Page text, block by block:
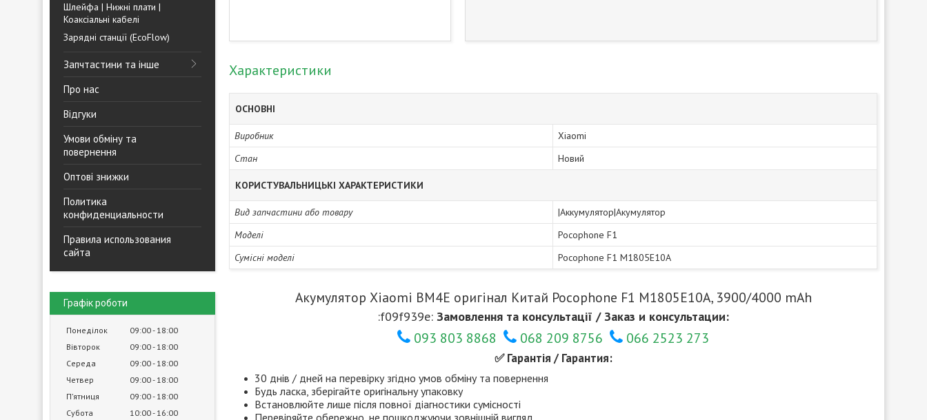
Шлейфа | Нижні плати |
Коаксіальні кабелі
Зарядні станції (EcoFlow)
Запчтастини та інше
Про нас
Відгуки
Умови обміну та
повернення
Оптові знижки
Политика
конфиденциальности
Правила использования
сайта
Графік роботи
Понеділок 09:00 18:00
Вівторок
09:00 18:00
Середа
09:00 18:00
Четвер
09:00 18:00
Пʼятниця
09:00 18:00
Субота
10:00 16:00
Характеристики
ОСНОВНІ
Виробник
Xiaomi
Стан
Новий
КОРИСТУВАЛЬНИЦЬКІ ХАРАКТЕРИСТИКИ
Вид запчастини або товару
|Аккумулятор|Акумулятор
Моделі
Pocophone F1
Сумісні моделі
Pocophone F1 M1805E10A
Акумулятор Xiaomi BM4E оригінал Китай Pocophone F1 M1805E10A, 3900/4000 mAh
:f09f939e: Замовлення та консультації / Заказ и консультации:
093 803 8868 068 209 8756 066 2523 273
✅ Гарантія / Гарантия:
30 днів / дней на перевірку згідно умов обміну та повернення
Будь ласка, зберігайте оригінальну упаковку
Встановлюйте лише після повної діагностики сумісності
Перевіряйте обережно, не пошкоджуючи зовнішній вигляд